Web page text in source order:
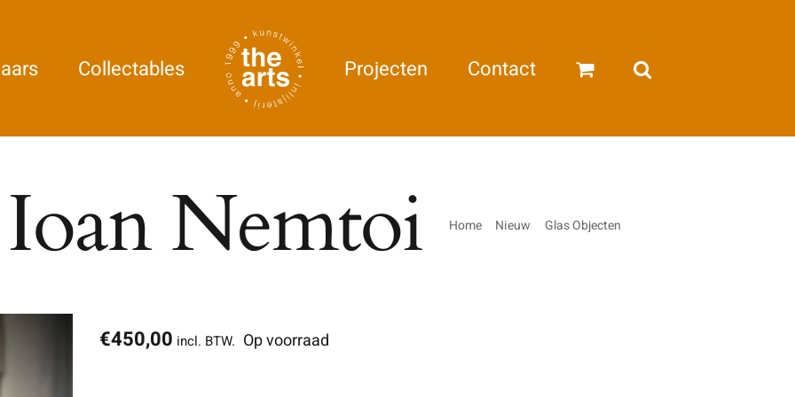
Collectables Projecten Contact
Nemtoi Home Nieuw Glas Objecten
€450,00 incl. BTW. Op voorraad